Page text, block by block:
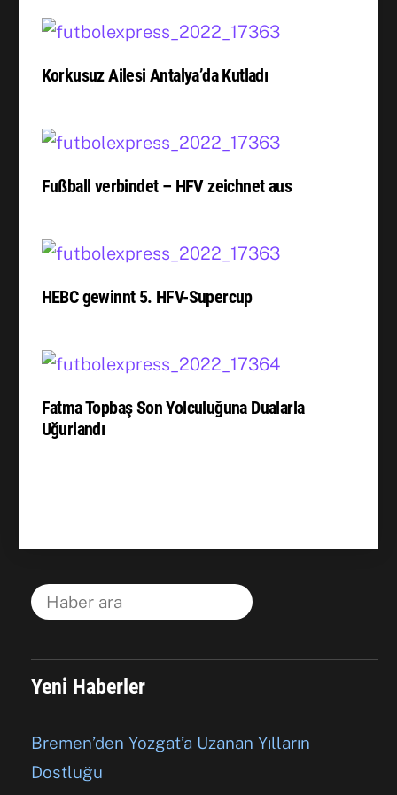
Korkusuz Ailesi Antalya’da Kutladı
Fußball verbindet – HFV zeichnet aus
HEBC gewinnt 5. HFV-Supercup
Fatma Topbaş Son Yolculuğuna Dualarla
Uğurlandı
Yeni Haberler
Bremen’den Yozgat’a Uzanan Yılların
Dostluğu